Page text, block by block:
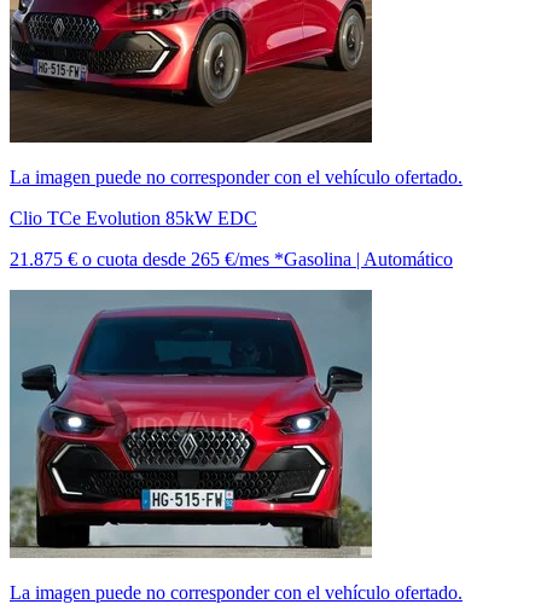
La imagen puede no corresponder con el vehículo ofertado.
Clio TCe Evolution 85kW EDC
21.875 € o cuota desde 265 €/mes *Gasolina | Automático
La imagen puede no corresponder con el vehículo ofertado.